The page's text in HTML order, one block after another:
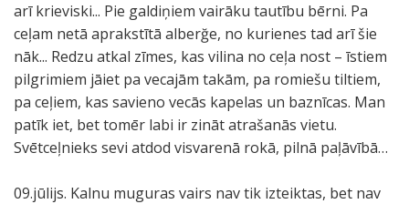
arī krieviski... Pie galdiņiem vairāku tautību bērni. Pa
ceļam netā aprakstītā alberğe, no kurienes tad arī šie
nāk... Redzu atkal zīmes, kas vilina no ceļa nost – īstiem
pilgrimiem jāiet pa vecajām takām, pa romiešu tiltiem,
pa ceļiem, kas savieno vecās kapelas un baznīcas. Man
patīk iet, bet tomēr labi ir zināt atrašanās vietu.
Svētceļnieks sevi atdod visvarenā rokā, pilnā paļāvībā…
09.jūlijs. Kalnu muguras vairs nav tik izteiktas, bet nav